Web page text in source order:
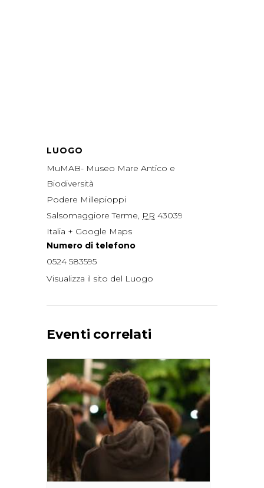
LUOGO
MuMAB- Museo Mare Antico e
Biodiversità
Podere Millepioppi
Salsomaggiore Terme, PR 43039
Italia + Google Maps
Numero di telefono
0524 583595
Visualizza il sito del Luogo
Eventi correlati